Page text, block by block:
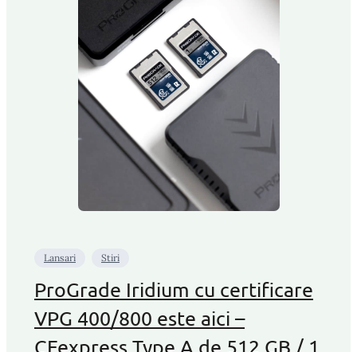
Lansari Stiri
ProGrade Iridium cu certificare
VPG 400/800 este aici –
CFexpress Type A de 512 GB / 1